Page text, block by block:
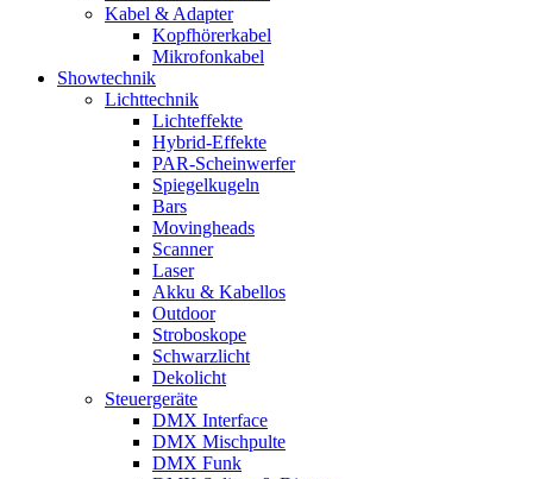
Kabel & Adapter
Kopfhörerkabel
Mikrofonkabel
Showtechnik
Lichttechnik
Lichteffekte
Hybrid-Effekte
PAR-Scheinwerfer
Spiegelkugeln
Bars
Movingheads
Scanner
Laser
Akku & Kabellos
Outdoor
Stroboskope
Schwarzlicht
Dekolicht
Steuergeräte
DMX Interface
DMX Mischpulte
DMX Funk